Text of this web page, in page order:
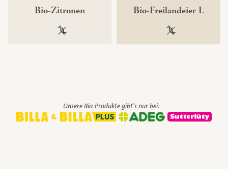
Bio-Zitronen
100 % gentechnikfrei
Bio-Freilandeier L
100 %
Unsere Bio-Produkte gibt's nur bei: